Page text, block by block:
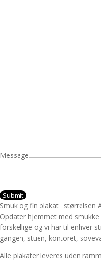
Message
Submit
Smuk og fin plakat i størrelsen
Opdater hjemmet med
forskellige og vi har til enhver
gangen, stuen, kontoret,
Alle plakater leveres uden